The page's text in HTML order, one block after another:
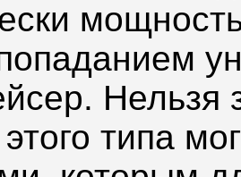
Нельзя
типа